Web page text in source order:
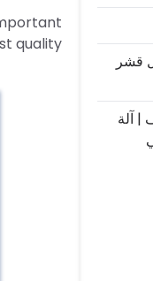
قشر
| آلة
quality.